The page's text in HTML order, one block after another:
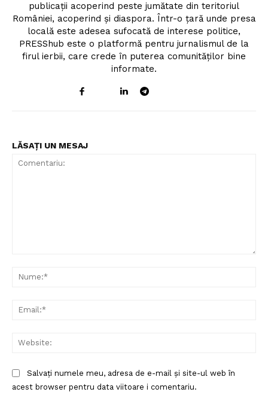
Despre noi / Echipa
Rețea
publicații acoperind peste jumătate din teritoriul
României, acoperind și diaspora. Într-o țară unde presa
locală este adesea sufocată de interese politice,
PRESShub este o platformă pentru jurnalismul de la
firul ierbii, care crede în puterea comunităților bine
informate.
LĂSAȚI UN MESAJ
Salvați numele meu, adresa de e-mail și site-ul web în
acest browser pentru data viitoare i comentariu.